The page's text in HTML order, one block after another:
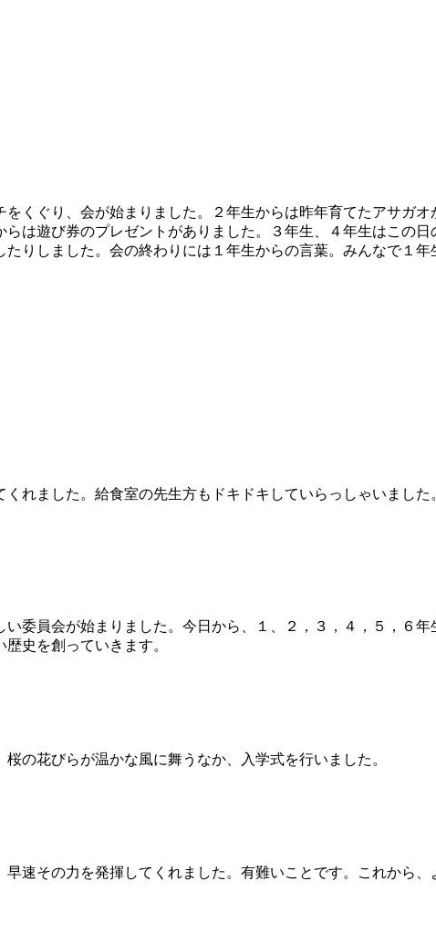
くぐり、会が始まりました。２年生からは昨年育てたアサガオ
は遊び券のプレゼントがありました。３年生、４年生はこの日
りしました。会の終わりには１年生からの言葉。みんなで１年
れました。給食室の先生方もドキドキしていらっしゃいました
委員会が始まりました。今日から、１、２，３，４，５，６年
史を創っていきます。
の花びらが温かな風に舞うなか、入学式を行いました。
速その力を発揮してくれました。有難いことです。これから、